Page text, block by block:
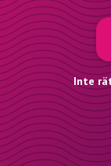
Inte